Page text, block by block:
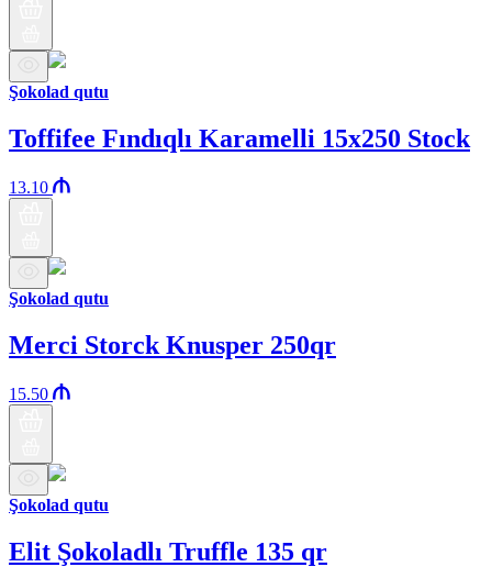
Şokolad qutu
Toffifee Fındıqlı Karamelli 15x250 Stock
13.10
Şokolad qutu
Merci Storck Knusper 250qr
15.50
Şokolad qutu
Elit Şokoladlı Truffle 135 qr